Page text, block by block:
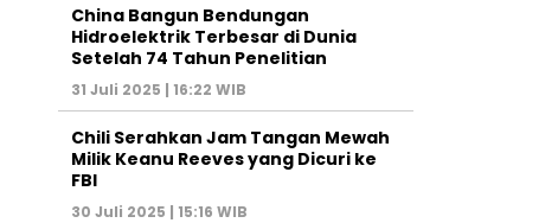
China Bangun Bendungan
Hidroelektrik Terbesar di Dunia
Setelah 74 Tahun Penelitian
31 Juli 2025 | 16:22 WIB
Chili Serahkan Jam Tangan Mewah
Milik Keanu Reeves yang Dicuri ke
FBI
30 Juli 2025 | 15:16 WIB